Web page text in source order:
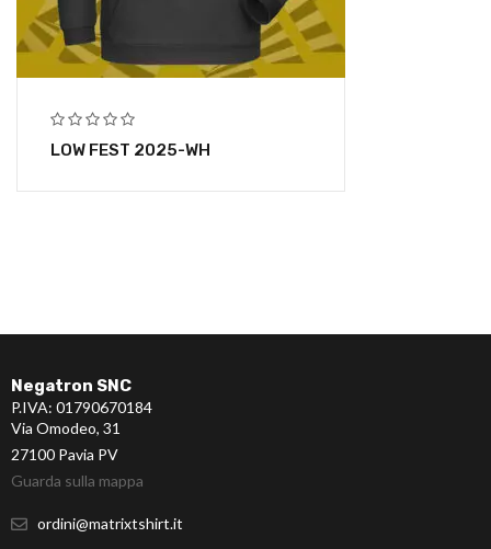
LOW FEST 2025-WH
Negatron SNC
P.IVA: 01790670184
Via Omodeo, 31
27100 Pavia PV
Guarda sulla mappa
ordini@matrixtshirt.it